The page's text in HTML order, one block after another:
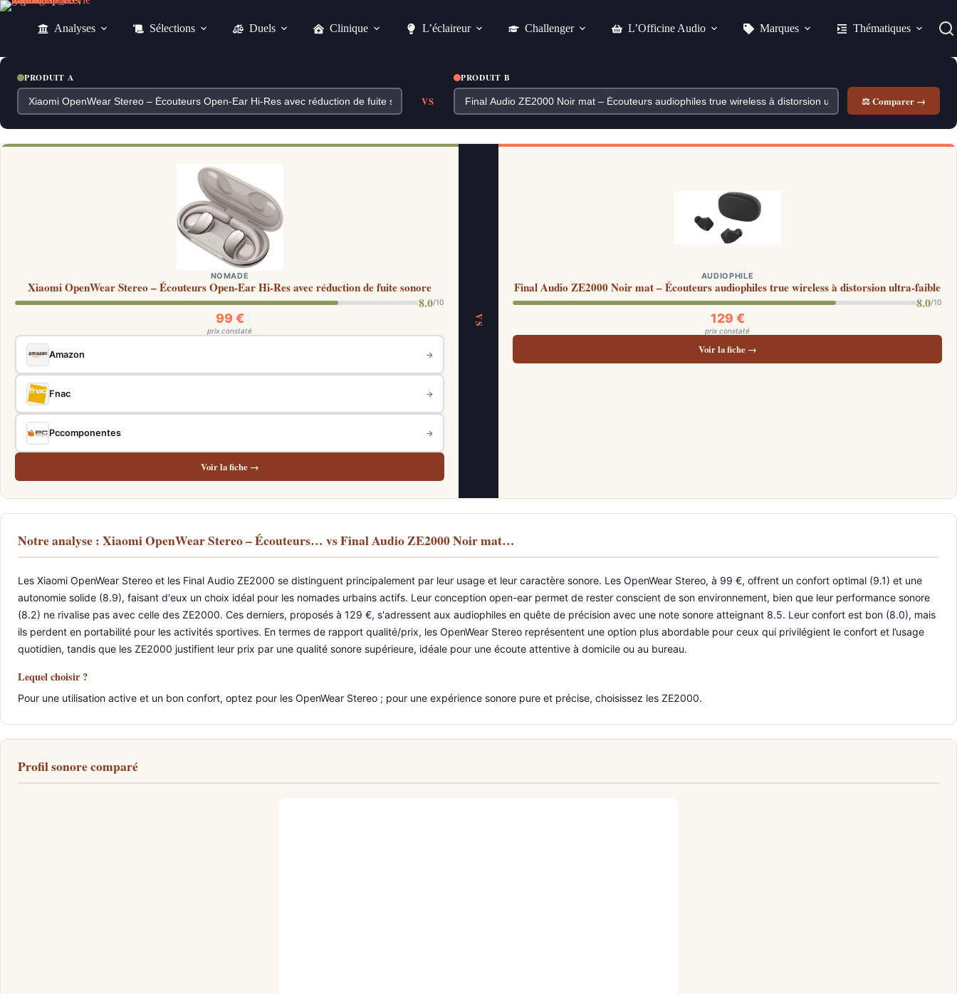
Passer
Analyses Sélections Duels Clinique L’éclaireur Challenger L’Officine Audio Marques Thématiques
PRODUIT A
VS
PRODUIT B
⚖ Comparer →
NOMADE
Xiaomi OpenWear Stereo – Écouteurs Open-Ear Hi-Res avec réduction de fuite sonore
8.0/10
99 €
prix constaté
Amazon →
Fnac →
Pccomponentes →
Voir la fiche →
VS
AUDIOPHILE
Final Audio ZE2000 Noir mat – Écouteurs audiophiles true wireless à distorsion ultra-faible
8.0/10
129 €
prix constaté
Voir la fiche →
Notre analyse : Xiaomi OpenWear Stereo – Écouteurs… vs Final Audio ZE2000 Noir mat…
Les Xiaomi OpenWear Stereo et les Final Audio ZE2000 se distinguent principalement par leur usage et leur caractère sonore. Les OpenWear Stereo, à 99 €, offrent un confort optimal (9.1) et une
autonomie solide (8.9), faisant d'eux un choix idéal pour les nomades urbains actifs. Leur conception open-ear permet de rester conscient de son environnement, bien que leur performance sonore
(8.2) ne rivalise pas avec celle des ZE2000. Ces derniers, proposés à 129 €, s'adressent aux audiophiles en quête de précision avec une note sonore atteignant 8.5. Leur confort est bon (8.0), mais
ils perdent en portabilité pour les activités sportives. En termes de rapport qualité/prix, les OpenWear Stereo représentent une option plus abordable pour ceux qui privilégient le confort et l’usage
quotidien, tandis que les ZE2000 justifient leur prix par une qualité sonore supérieure, idéale pour une écoute attentive à domicile ou au bureau.
Lequel choisir ?
Pour une utilisation active et un bon confort, optez pour les OpenWear Stereo ; pour une expérience sonore pure et précise, choisissez les ZE2000.
Profil sonore comparé